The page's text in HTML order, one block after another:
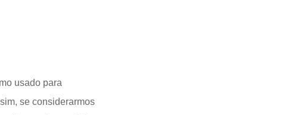
usado para
se considerarmos